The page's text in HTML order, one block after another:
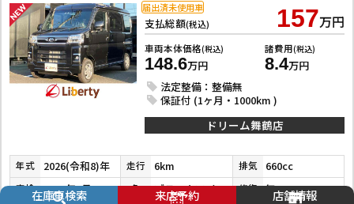
支払総額(税込) 157万円
車両本体価格(税込)
148.6万円
諸費用(税込)
8.4万円
法定整備：整備無
保証付 (1ヶ月・1000km )
届出済未使用車
ドリーム舞鶴店
年式 2026(令和8)年 走行 6km 排気 660cc
車検 2028年1月 色 ブラックマイカメタリック 修復 無
在庫車検索 来店予約 店舗情報